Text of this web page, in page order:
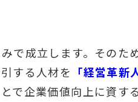
で成立します。その
する人材を 「経営革新
で企業価値向上に資す